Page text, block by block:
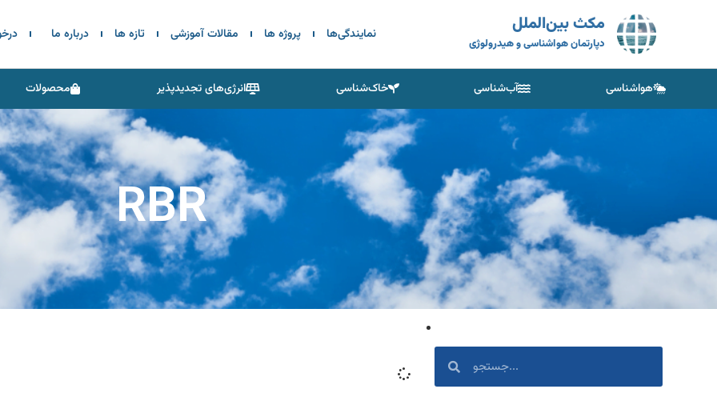
نمایندگی‌ها پروژه ها مقالات آموزشی تازه ها درباره ما مکث بین‌الملل
دپارتمان هواشناسی و هیدرولوژی
محصولات انرژی‌های تجدیدپذیر خاک‌شناسی آب‌شناسی هواشناسی
RBR